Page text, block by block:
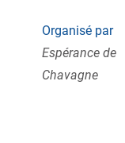
Organisé par
Espérance de
Chavagne